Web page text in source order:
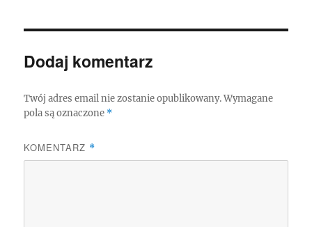
Dodaj komentarz
Twój adres email nie zostanie opublikowany. Wymagane
pola są oznaczone *
KOMENTARZ *